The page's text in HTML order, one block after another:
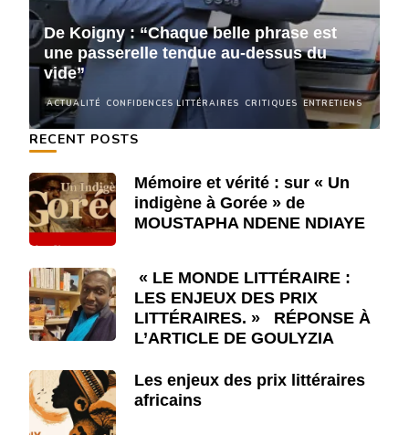
ACTUALITÉ CONFIDENCES LITTÉRAIRES CRITIQUES ENTRETIENS
De Koigny : “Chaque belle phrase est
une passerelle tendue au-dessus du
vide”
RECENT POSTS
Mémoire et vérité : sur « Un
indigène à Gorée » de
MOUSTAPHA NDENE NDIAYE
« LE MONDE LITTÉRAIRE :
LES ENJEUX DES PRIX
LITTÉRAIRES. » RÉPONSE À
L’ARTICLE DE GOULYZIA
Les enjeux des prix littéraires
africains